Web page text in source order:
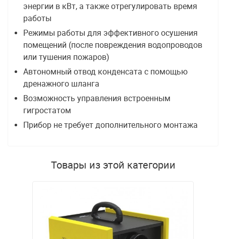
энергии в кВт, а также отрегулировать время
работы
Режимы работы для эффективного осушения
помещений (после повреждения водопроводов
или тушения пожаров)
Автономный отвод конденсата с помощью
дренажного шланга
Возможность управления встроенным
гигростатом
Прибор не требует дополнительного монтажа
Товары из этой категории